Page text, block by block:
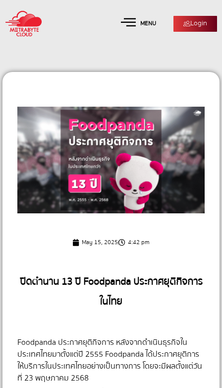
MENU Login
May 15, 2025 4:42 pm
ปิดตำนาน 13 ปี Foodpanda ประกาศยุติกิจการ
ในไทย
Foodpanda ประกาศยุติกิจการ หลังจากดำเนินธุรกิจใน
ประเทศไทยมาตั้งแต่ปี 2555 Foodpanda ได้ประกาศยุติการ
ให้บริการในประเทศไทยอย่างเป็นทางการ โดยจะมีผลตั้งแต่วัน
ที่ 23 พฤษภาคม 2568